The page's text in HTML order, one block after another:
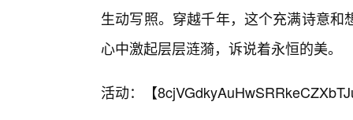
生动写照。穿越千年，这个充满诗意
心中激起层层涟漪，诉说着永恒的美。
活动：【